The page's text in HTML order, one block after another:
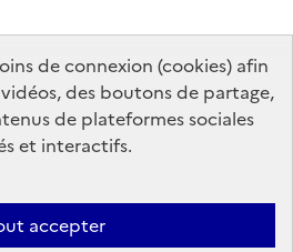
de connexion (cookies) afin
des boutons de partage,
de plateformes sociales
et interactifs.
accepter
info.gouv.fr
Accessibilité : partiellement conforme
des données